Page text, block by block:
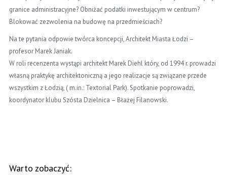
granice administracyjne? Obniżać podatki inwestującym w centrum?
Blokować zezwolenia na budowę na przedmieściach?
Na te pytania odpowie twórca koncepcji, Architekt Miasta Łodzi –
profesor Marek Janiak.
W roli recenzenta wystąpi architekt Marek Diehl który, od 1994 r. prowadzi
własną praktykę architektoniczną a jego realizacje są związane przede
wszystkim z Łodzią, ( m.in.: Textorial Park). Spotkanie poprowadzi,
koordynator klubu Szósta Dzielnica – Błażej Filanowski.
Warto zobaczyć: